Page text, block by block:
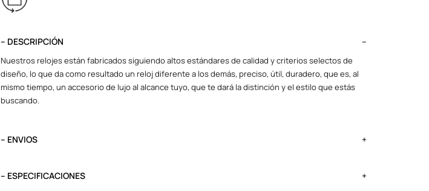
– DESCRIPCIÓN
Nuestros relojes están fabricados siguiendo altos estándares de calidad y criterios selectos de
diseño, lo que da como resultado un reloj diferente a los demás, preciso, útil, duradero, que es, al
mismo tiempo, un accesorio de lujo al alcance tuyo, que te dará la distinción y el estilo que estás
buscando.
– ENVIOS
destino.
– ESPECIFICACIONES